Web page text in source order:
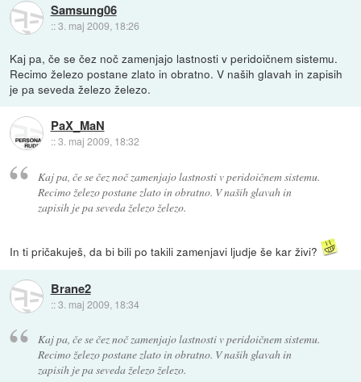
Samsung06
::3. maj 2009, 18:26
Kaj pa, če se čez noč zamenjajo lastnosti v peridoičnem sistemu.
Recimo železo postane zlato in obratno. V naših glavah in zapisih
je pa seveda železo železo.
PaX_MaN
::3. maj 2009, 18:32
Kaj pa, če se čez noč zamenjajo lastnosti v peridoičnem sistemu.
Recimo železo postane zlato in obratno. V naših glavah in
zapisih je pa seveda železo železo.
In ti pričakuješ, da bi bili po takili zamenjavi ljudje še kar živi?
Brane2
::3. maj 2009, 18:34
Kaj pa, če se čez noč zamenjajo lastnosti v peridoičnem sistemu.
Recimo železo postane zlato in obratno. V naših glavah in
zapisih je pa seveda železo železo.